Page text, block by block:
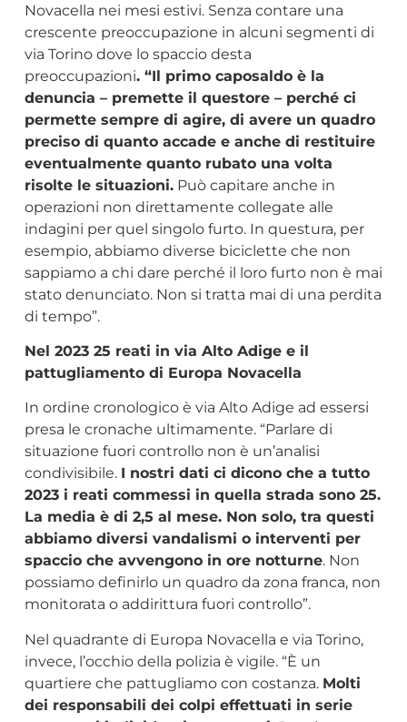
Novacella nei mesi estivi. Senza contare una
crescente preoccupazione in alcuni segmenti di
via Torino dove lo spaccio desta
preoccupazioni. “Il primo caposaldo è la
denuncia – premette il questore – perché ci
permette sempre di agire, di avere un quadro
preciso di quanto accade e anche di restituire
eventualmente quanto rubato una volta
risolte le situazioni.Può capitare anche in
operazioni non direttamente collegate alle
indagini per quel singolo furto. In questura, per
esempio, abbiamo diverse biciclette che non
sappiamo a chi dare perché il loro furto non è mai
stato denunciato. Non si tratta mai di una perdita
di tempo”.
Nel 2023 25 reati in via Alto Adige e il
pattugliamento di Europa Novacella
In ordine cronologico è via Alto Adige ad essersi
presa le cronache ultimamente. “Parlare di
situazione fuori controllo non è un’analisi
condivisibile. I nostri dati ci dicono che a tutto
2023 i reati commessi in quella strada sono 25.
La media è di 2,5 al mese. Non solo, tra questi
abbiamo diversi vandalismi o interventi per
spaccio che avvengono in ore notturne. Non
possiamo definirlo un quadro da zona franca, non
monitorata o addirittura fuori controllo”.
Nel quadrante di Europa Novacella e via Torino,
invece, l’occhio della polizia è vigile. “È un
quartiere che pattugliamo con costanza. Molti
dei responsabili dei colpi effettuati in serie